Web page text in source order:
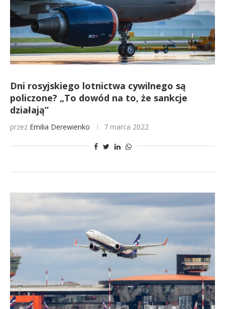
Dni rosyjskiego lotnictwa cywilnego są
policzone? „To dowód na to, że sankcje
działają”
przez Emilia Derewienko 7 marca 2022